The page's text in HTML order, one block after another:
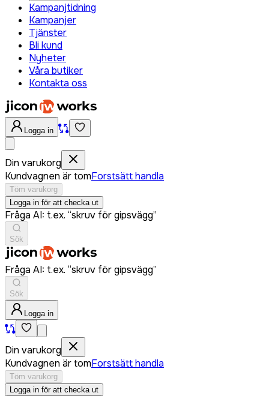
Kampanjtidning
Kampanjer
Tjänster
Bli kund
Nyheter
Våra butiker
Kontakta oss
Logga in
Din varukorg
Kundvagnen är tomForstsätt handla
Töm varukorg
Logga in för att checka ut
Fråga AI: t.ex. “skruv för gipsvägg”
Sök
Fråga AI: t.ex. “skruv för gipsvägg”
Sök
Logga in
Din varukorg
Kundvagnen är tomForstsätt handla
Töm varukorg
Logga in för att checka ut